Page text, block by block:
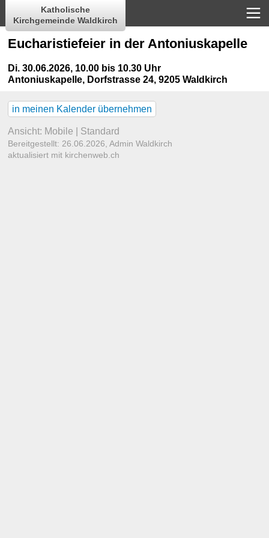
Katholische
Kirchgemeinde Waldkirch
Eucharistiefeier in der Antoniuskapelle
Di. 30.06.2026, 10.00 bis 10.30 Uhr
Antoniuskapelle, Dorfstrasse 24, 9205 Waldkirch
in meinen Kalender übernehmen
Ansicht: Mobile Standard
Bereitgestellt: 26.06.2026,Admin Waldkirch
aktualisiert mit kirchenweb.ch